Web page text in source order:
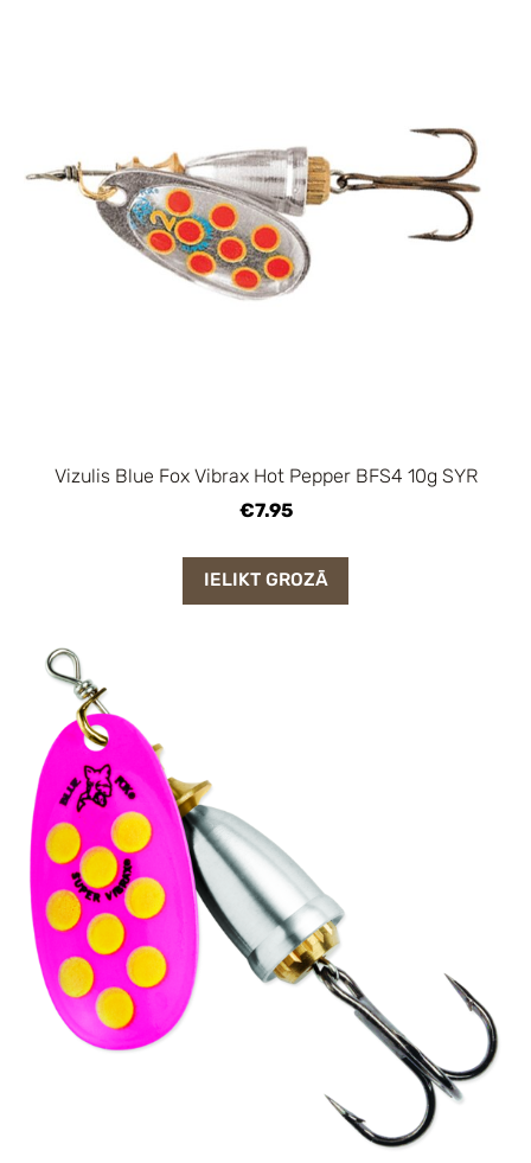
Vizulis Blue Fox Vibrax Hot Pepper BFS4 10g SYR
€7.95
IELIKT GROZĀ